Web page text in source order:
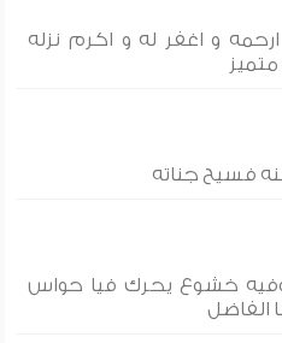
و اغفر له و اكرم نزله
فسيح جناته
خشوع يحرك فيا حواس
الفاضل